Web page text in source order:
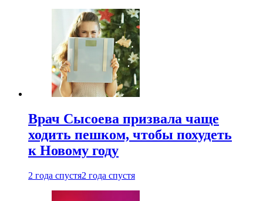
Врач Сысоева призвала чаще
ходить пешком, чтобы похудеть
к Новому году
2 года спустя2 года спустя